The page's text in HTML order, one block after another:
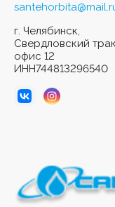
г. Челябинск,
Свердловский
офис 12
ИНН744813296540